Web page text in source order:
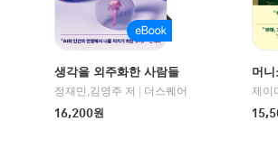
생각을 외주화한 사람들
정재민,김영주 저
더스퀘어
16,200원
머